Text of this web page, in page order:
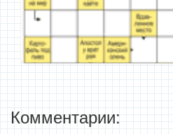
Комментарии: